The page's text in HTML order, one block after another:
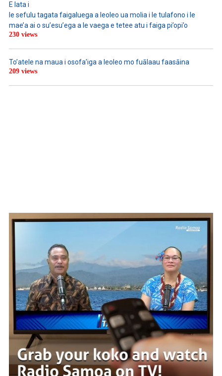
E lata i
le sefulu tagata faigaluega a leoleo ua molia i le tulafono i le
mae’a ai o su’esu’ega a le vaega e tetee atu i faiga pi’opi’o
230 views
To’atele na maua i osofa’iga a leoleo mo fuālaau faasāina
209 views